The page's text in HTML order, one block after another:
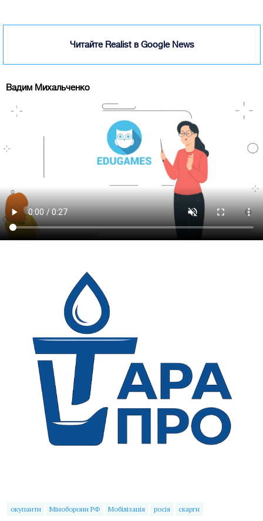
Читайте Realist в Google News
Вадим Михальченко
окупанти Міноборони РФ Мобілізація росія скарги